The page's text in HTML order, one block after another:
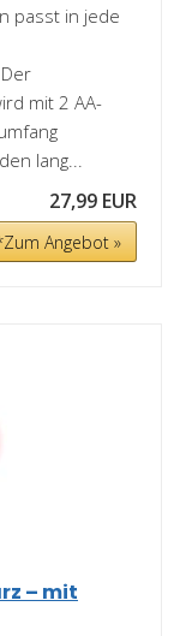
passt in jede
mit 2 AA-
lang...
27,99 EUR
Angebot »
– mit